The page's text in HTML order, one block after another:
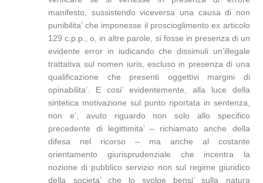
manifesto, sussistendo viceversa una causa di non
punibilita’ che imponesse il proscioglimento ex articolo
129 c.p.p., o, in altre parole, si fosse in presenza di un
evidente error in iudicando che dissimuli un’illegale
trattativa sul nomen iuris, escluso in presenza di una
qualificazione che presenti oggettivi margini di
opinabilita’. E cosi’ evidentemente, alla luce della
sintetica motivazione sul punto riportata in sentenza,
non e’, avuto riguardo non solo allo specifico
precedente di legittimita’ – richiamato anche della
difesa nel ricorso – ma anche al costante
orientamento giurisprudenziale che incentra la
nozione di pubblico servizio non sul regime giuridico
della societa’ che lo svolge bensi’ sulla natura